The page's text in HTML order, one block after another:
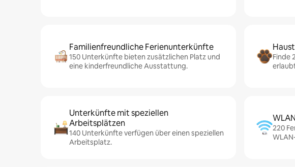
Familienfreundliche Ferienunterkünfte
150 Unterkünfte bieten zusätzlichen Platz und
eine kinderfreundliche Ausstattung.
Finde
Unterkünfte mit speziellen
Arbeitsplätzen
140 Unterkünfte verfügen über einen speziellen
Arbeitsplatz.
220